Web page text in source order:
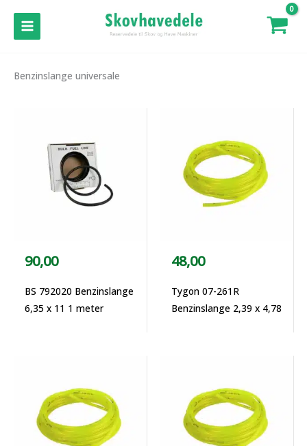
indholdet
MAIN
Benzinslange universale
90,00
BS 792020 Benzinslange
6,35 x 11 1 meter
48,00
Tygon 07-261R
Benzinslange 2,39 x 4,78